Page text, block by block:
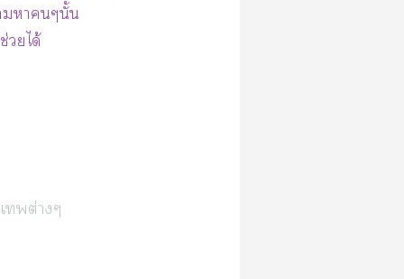
าๆนั้น
วยได้
ต่างๆ